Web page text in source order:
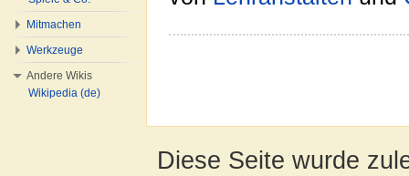
Mitmachen
Werkzeuge
Andere Wikis
Wikipedia (de)
Diese Seite wurde